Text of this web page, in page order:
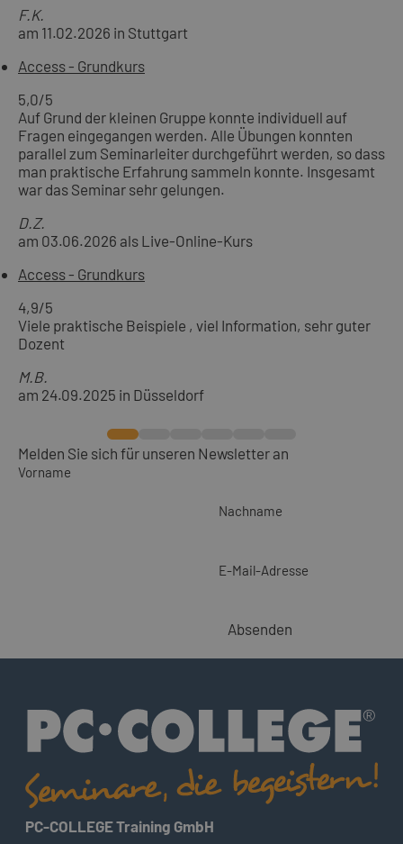
F.K.
am 11.02.2026 in Stuttgart
Access - Grundkurs
5,0/5
Auf Grund der kleinen Gruppe konnte individuell auf
Fragen eingegangen werden. Alle Übungen konnten
parallel zum Seminarleiter durchgeführt werden, so dass
man praktische Erfahrung sammeln konnte. Insgesamt
war das Seminar sehr gelungen.
D.Z.
am 03.06.2026 als Live-Online-Kurs
Access - Grundkurs
4,9/5
Viele praktische Beispiele , viel Information, sehr guter
Dozent
M.B.
am 24.09.2025 in Düsseldorf
Melden Sie sich für unseren Newsletter an
Vorname
Nachname
E-Mail-Adresse
Absenden
PC-COLLEGE Training GmbH